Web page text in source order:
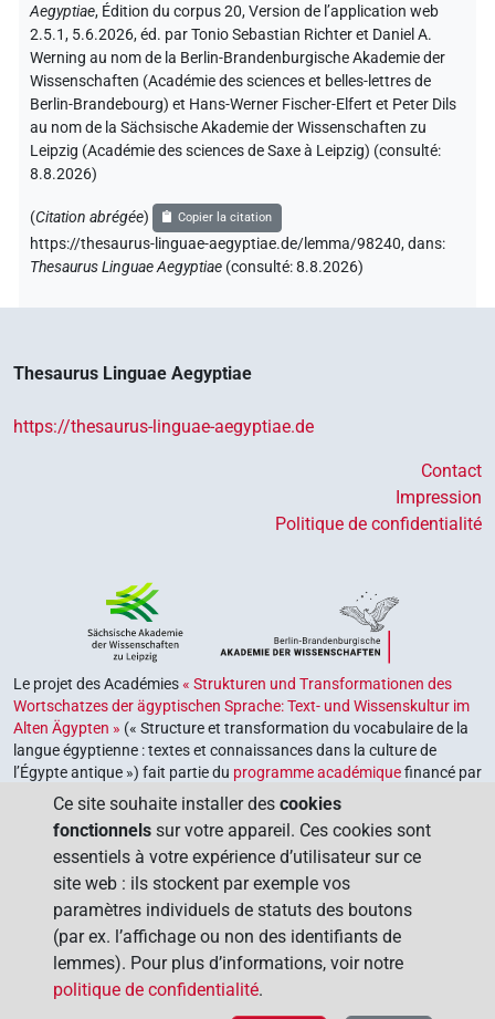
Aegyptiae, Édition du corpus 20, Version de l’application web
2.5.1, 5.6.2026, éd. par Tonio Sebastian Richter et Daniel A.
Werning au nom de la Berlin-Brandenburgische Akademie der
Wissenschaften (Académie des sciences et belles-lettres de
Berlin-Brandebourg) et Hans-Werner Fischer-Elfert et Peter Dils
au nom de la Sächsische Akademie der Wissenschaften zu
Leipzig (Académie des sciences de Saxe à Leipzig) (consulté:
8.8.2026)
(Citation abrégée) Copier la citation
https://thesaurus-linguae-aegyptiae.de/lemma/98240,dans:
Thesaurus Linguae Aegyptiae (consulté:8.8.2026)
Thesaurus Linguae Aegyptiae
https://thesaurus-linguae-aegyptiae.de
Contact
Impression
Politique de confidentialité
Le projet des Académies« Strukturen und Transformationen des
Wortschatzes der ägyptischen Sprache: Text- und Wissenskultur im
Alten Ägypten » (« Structure et transformation du vocabulaire de la
langue égyptienne : textes et connaissances dans la culture de
l’Égypte antique ») fait partie du programme académiquefinancé par
le gouvernement fédéral et les gouvernements des Länder de la
retrouver et explorer notre héritage culturel. Le programme est
coordonné par l’Union des académies allemandes des sciences et
des lettres .
Ce site souhaite installer des cookies
fonctionnels sur votre appareil. Ces cookies sont
essentiels à votre expérience d’utilisateur sur ce
site web : ils stockent par exemple vos
paramètres individuels de statuts des boutons
(par ex. l’affichage ou non des identifiants de
lemmes). Pour plus d’informations, voir notre
politique de confidentialité.